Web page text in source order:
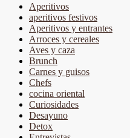
Aperitivos
aperitivos festivos
Aperitivos y entrantes
Arroces y cereales
Aves y caza
Brunch
Carnes y guisos
Chefs
cocina oriental
Curiosidades
Desayuno
Detox